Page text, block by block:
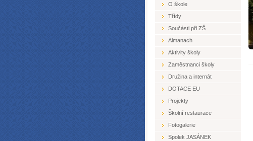
O škole
Třídy
Součásti při ZŠ
Almanach
Aktivity školy
Zaměstnanci školy
Družina a internát
DOTACE EU
Projekty
Školní restaurace
Fotogalerie
Spolek JASÁNEK